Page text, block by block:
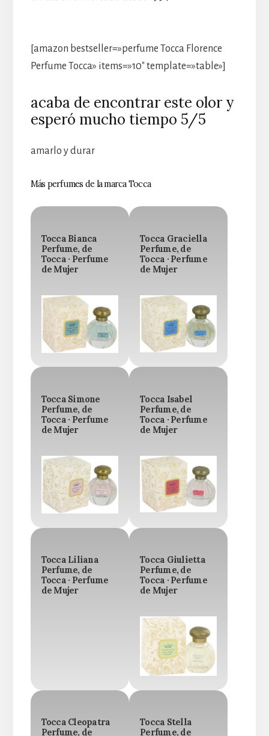
[amazon bestseller=»perfume Tocca Florence
Perfume Tocca» items=»10″ template=»table»]
acaba de encontrar este olor y
esperó mucho tiempo 5/5
amarlo y durar
Más perfumes de la marca Tocca
Tocca Bianca
Perfume, de
Tocca · Perfume
de Mujer
Tocca Graciella
Perfume, de
Tocca · Perfume
de Mujer
Tocca Simone
Perfume, de
Tocca · Perfume
de Mujer
Tocca Isabel
Perfume, de
Tocca · Perfume
de Mujer
Tocca Liliana
Perfume, de
Tocca · Perfume
de Mujer
Tocca Giulietta
Perfume, de
Tocca · Perfume
de Mujer
Tocca Cleopatra
Perfume, de
Tocca Stella
Perfume, de